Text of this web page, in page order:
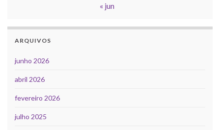
« jun
ARQUIVOS
junho 2026
abril 2026
fevereiro 2026
julho 2025